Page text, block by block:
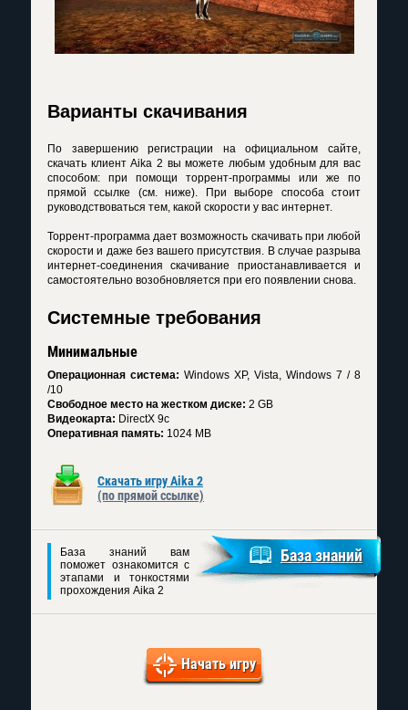
Варианты скачивания
По завершению регистрации на официальном сайте,
скачать клиент Аika 2 вы можете любым удобным для вас
способом: при помощи торрент-программы или же по
прямой ссылке (см. ниже). При выборе способа стоит
руководствоваться тем, какой скорости у вас интернет.
Торрент-программа дает возможность скачивать при любой
скорости и даже без вашего присутствия. В случае разрыва
интернет-соединения скачивание приостанавливается и
самостоятельно возобновляется при его появлении снова.
Системные требования
Минимальные
Операционная система: Windows XP, Vista, Windows 7 / 8
/10
Свободное место на жестком диске: 2 GB
Видеокарта: DirectX 9c
Оперативная память: 1024 MB
Скачать игру Аika 2
(по прямой ссылке)
База знаний вам
поможет ознакомится с
этапами и тонкостями
прохождения Aika 2
База знаний
Начать игру